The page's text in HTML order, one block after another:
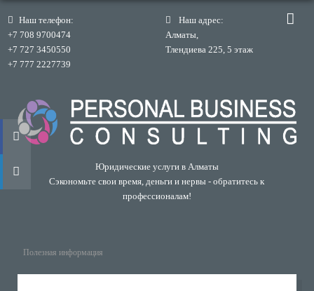
Наш телефон:
+7 708 9700474
+7 727 3450550
+7 777 2227739
Наш адрес:
Алматы,
Тлендиева 225, 5 этаж
Юридические услуги в Алматы
Сэкономьте свои время, деньги и нервы - обратитесь к
профессионалам!
Полезная информация